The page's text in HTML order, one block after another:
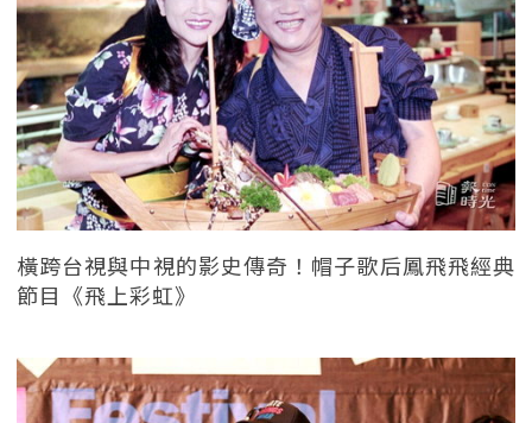
橫跨台視與中視的影史傳奇！帽子歌后鳳飛飛經典
節目《飛上彩虹》